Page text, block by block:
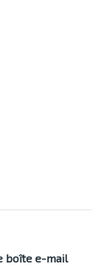
boîte e-mail